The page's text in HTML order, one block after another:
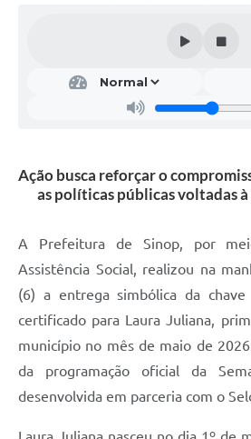
Ação busca reforçar o
as políticas públicas voltadas
A Prefeitura de Sinop, por
Assistência Social, realizou na
(6) a entrega simbólica da
certificado para Laura Juliana,
município no mês de maio de
da programação oficial da
desenvolvida em parceria com o